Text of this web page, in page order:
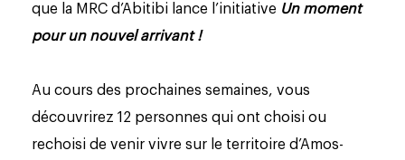
que la MRC d’Abitibi lance l’initiative Un moment
pour un nouvel arrivant !
Au cours des prochaines semaines, vous
découvrirez 12 personnes qui ont choisi ou
rechoisi de venir vivre sur le territoire d’Amos-